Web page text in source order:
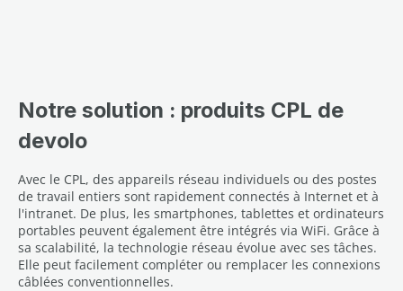
Notre solution : produits CPL de
devolo
Avec le CPL, des appareils réseau individuels ou des postes
de travail entiers sont rapidement connectés à Internet et à
l'intranet. De plus, les smartphones, tablettes et ordinateurs
portables peuvent également être intégrés via WiFi. Grâce à
sa scalabilité, la technologie réseau évolue avec ses tâches.
Elle peut facilement compléter ou remplacer les connexions
câblées conventionnelles.